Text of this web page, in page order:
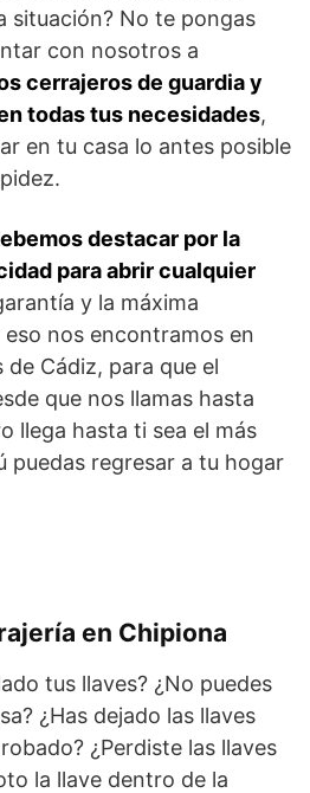
situación? No te pongas
con nosotros a
cerrajeros de guardia y
todas tus necesidades,
en tu casa lo antes posible
destacar por la
para abrir cualquier
y la máxima
nos encontramos en
Cádiz, para que el
que nos llamas hasta
llega hasta ti sea el más
puedas regresar a tu hogar
en Chipiona
tus llaves? ¿No puedes
¿Has dejado las llaves
¿Perdiste las llaves
la llave dentro de la